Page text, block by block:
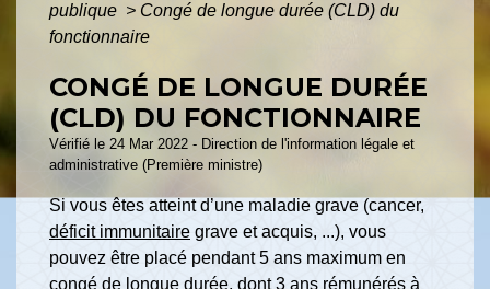
publique > Congé de longue durée (CLD) du
fonctionnaire
CONGÉ DE LONGUE DURÉE
(CLD) DU FONCTIONNAIRE
Vérifié le 24 Mar 2022 - Direction de l'information légale et
administrative (Première ministre)
Si vous êtes atteint d’une maladie grave (cancer,
déficit immunitaire grave et acquis, ...), vous
pouvez être placé pendant 5 ans maximum en
congé de longue durée, dont 3 ans rémunérés à